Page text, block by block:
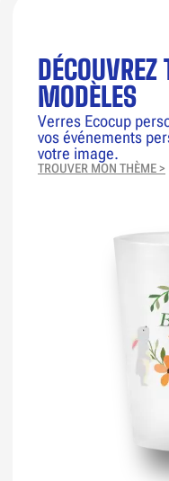
MODÈLES
Verres Ecocup
vos événements
votre image.
TROUVER MON THÈME >